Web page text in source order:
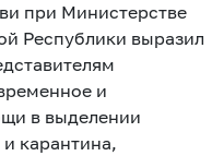
при Министерстве
Республики выразил
и
в выделении
карантина,